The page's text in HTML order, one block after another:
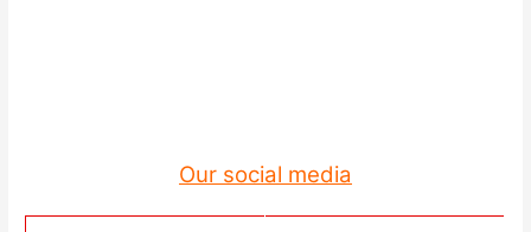
Our social media